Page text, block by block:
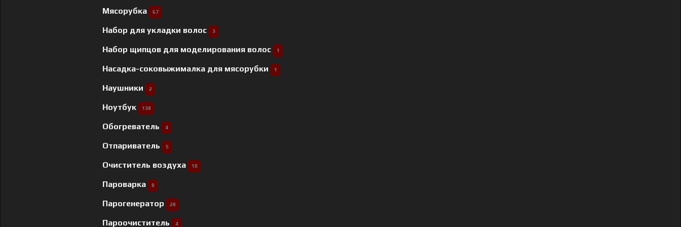
Мясорубка 67
Набор для укладки волос 3
Набор щипцов для моделирования волос 1
Насадка-соковыжималка для мясорубки 1
Наушники 2
Ноутбук 138
Обогреватель 4
Отпариватель 5
Очиститель воздуха 10
Пароварка 8
Парогенератор 28
Пароочиститель 4